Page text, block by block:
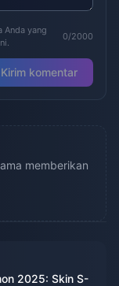
Anda yang
0/2000
Kirim komentar
memberikan
2025: Skin S-